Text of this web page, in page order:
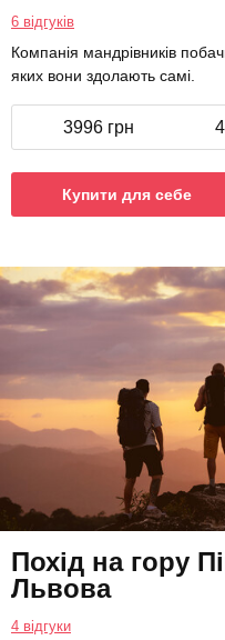
6 відгуків
Компанія мандрівників
яких вони здолають самі.
3996 грн
Купити для себе
Похід на гору
Львова
4 відгуки